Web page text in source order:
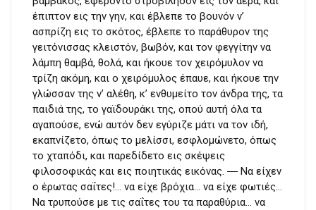
έπιπτον εις την γην, και έβλεπε το βουνόν ν’
ασπρίζη εις το σκότος, έβλεπε το παράθυρον της
γειτόνισσας κλειστόν, βωβόν, και τον φεγγίτην να
λάμπη θαμβά, θολά, και ήκουε τον χειρόμυλον να
τρίζη ακόμη, και ο χειρόμυλος έπαυε, και ήκουε την
γλώσσαν της ν’ αλέθη, κ’ ενθυμείτο τον άνδρα της, τα
παιδιά της, το γαϊδουράκι της, οπού αυτή όλα τα
αγαπούσε, ενώ αυτόν δεν εγύριζε μάτι να τον ιδή,
εκαπνίζετο, όπως το μελίσσι, εσφλομώνετο, όπως
το χταπόδι, και παρεδίδετο εις σκέψεις
φιλοσοφικάς και εις ποιητικάς εικόνας. ― Να είχεν
ο έρωτας σαΐτες!… να είχε βρόχια… να είχε φωτιές…
Να τρυπούσε με τις σαΐτες του τα παραθύρια… να